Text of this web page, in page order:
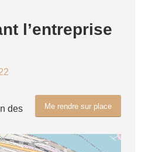
l’entreprise
Me rendre sur place
des